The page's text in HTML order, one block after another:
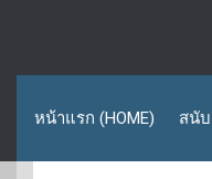
หน้าแรก (HOME) สนับ